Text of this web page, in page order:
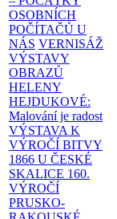
OSOBNÍCH
POČÍTAČŮ U
NÁS VERNISÁŽ
VÝSTAVY
OBRAZŮ
HELENY
HEJDUKOVÉ:
Malování je radost
VÝSTAVA K
VÝROČÍ BITVY
1866 U ČESKÉ
SKALICE 160.
VÝROČÍ
PRUSKO-